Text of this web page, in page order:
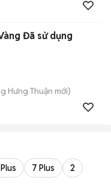
Đã sử dụng
Hưng Thuận mới)
7 Plus 2